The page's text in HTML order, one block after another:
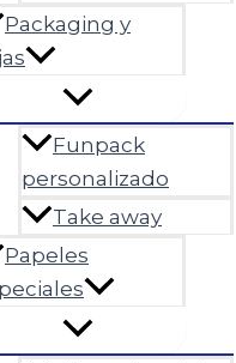
Packaging y
Funpack
personalizado
Take away
Papeles